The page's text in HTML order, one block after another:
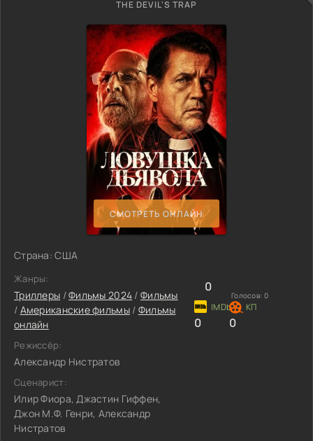
THE DEVIL'S TRAP
СМОТРЕТЬ ОНЛАЙН
Страна: США
Жанры:
Триллеры /Фильмы 2024 /Фильмы
/ Американские фильмы/ Фильмы
онлайн
Режиссёр:
Александр Нистратов
Сценарист:
Илир Фиора, Джастин Гиффен,
Джон М.Ф. Генри, Александр
Нистратов
0
Голосов: 0
0 0